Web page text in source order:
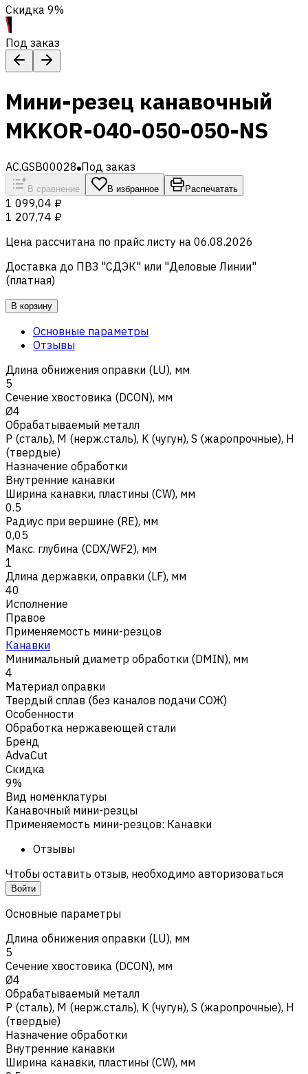
Скидка 9%
Под заказ
Мини-резец канавочный
MKKOR-040-050-050-NS
AC.GSB00028 Под заказ
В сравнение В избранное Распечатать
1 099,04 ₽
1 207,74 ₽
Цена рассчитана по прайс листу на 06.08.2026
Доставка до ПВЗ "СДЭК" или "Деловые Линии"
(платная)
В корзину
Основные параметры
Отзывы
Длина обнижения оправки (LU), мм
5
Сечение хвостовика (DCON), мм
Ø4
Обрабатываемый металл
Р (сталь), M (нерж.сталь), K (чугун), S (жаропрочные), H
(твердые)
Назначение обработки
Внутренние канавки
Ширина канавки, пластины (CW), мм
0.5
Радиус при вершине (RE), мм
0,05
Макс. глубина (CDX/WF2), мм
1
Длина державки, оправки (LF), мм
40
Исполнение
Правое
Применяемость мини-резцов
Канавки
Минимальный диаметр обработки (DMIN), мм
4
Материал оправки
Твердый сплав (без каналов подачи СОЖ)
Особенности
Обработка нержавеющей стали
Бренд
AdvaCut
Скидка
9%
Вид номенклатуры
Канавочный мини-резцы
Применяемость мини-резцов: Канавки
Отзывы
Чтобы оставить отзыв, необходимо авторизоваться
Войти
Основные параметры
Длина обнижения оправки (LU), мм
5
Сечение хвостовика (DCON), мм
Ø4
Обрабатываемый металл
Р (сталь), M (нерж.сталь), K (чугун), S (жаропрочные), H
(твердые)
Назначение обработки
Внутренние канавки
Ширина канавки, пластины (CW), мм